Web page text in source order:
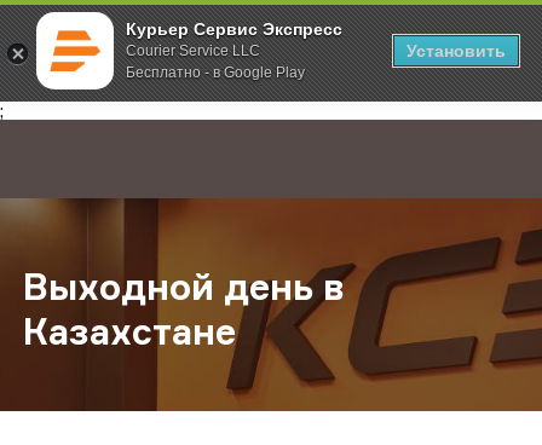
Курьер Сервис Экспресс
Courier Service LLC
Бесплатно - в Google Play
Установить
;
Главная О компании Новости Выходной день в Казахстане
Выходной день в
Казахстане